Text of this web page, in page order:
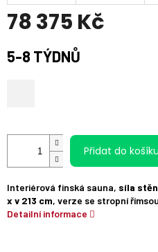
78 375 Kč
cena:
5-8 TÝDNŮ
Přidat do košíku
Interiérová finská sauna, síla
x v 213 cm, verze se stropní
Detailní informace